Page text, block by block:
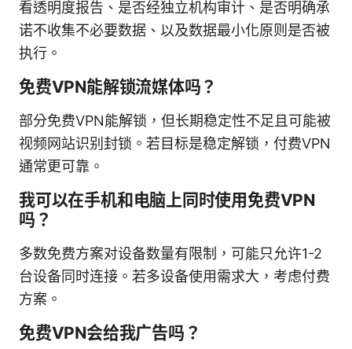
看透明度报告、是否经独立机构审计、是否明确承
诺不收集不必要数据、以及数据最小化原则是否被
执行。
免费VPN能解锁流媒体吗？
部分免费VPN能解锁，但长期稳定性不足且可能被
视频网站识别封锁。若目标是稳定解锁，付费VPN
通常更可靠。
我可以在手机和电脑上同时使用免费VPN
吗？
多数免费方案对设备数量有限制，可能只允许1-2
台设备同时连接。若多设备使用需求大，考虑付费
方案。
免费VPN会给我广告吗？